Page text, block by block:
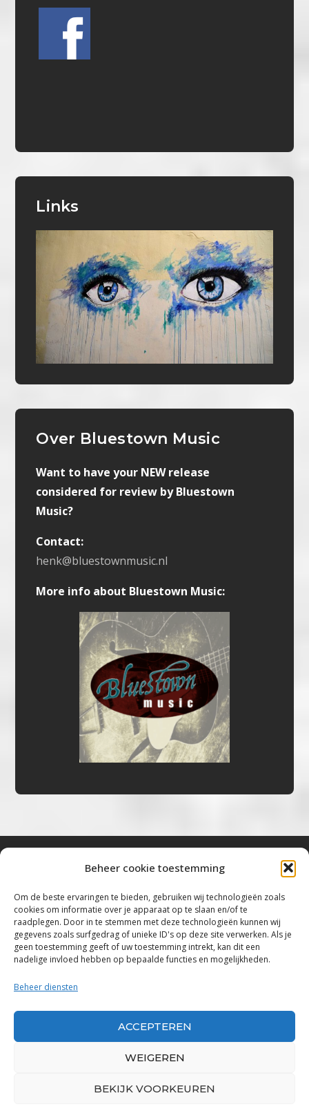
Beheer cookie toestemming
Om de beste ervaringen te bieden, gebruiken wij technologieën zoals
cookies om informatie over je apparaat op te slaan en/of te
raadplegen. Door in te stemmen met deze technologieën kunnen wij
gegevens zoals surfgedrag of unieke ID's op deze site verwerken. Als je
geen toestemming geeft of uw toestemming intrekt, kan dit een
nadelige invloed hebben op bepaalde functies en mogelijkheden.
Beheer diensten
ACCEPTEREN
WEIGEREN
BEKIJK VOORKEUREN
Links
Over Bluestown Music
Want to have your NEW release
considered for review by Bluestown
Music?
Contact:
henk@bluestownmusic.nl
More info about Bluestown Music:
“Voor de mooiste Blues, Rock, Roots &
Americana”
Copyright 2019 – 2026 Bluestown Music – All